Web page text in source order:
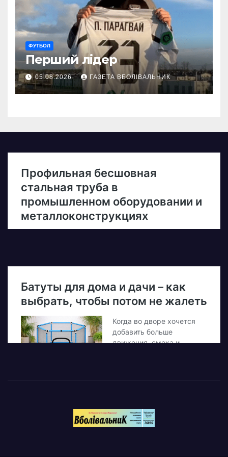
ФУТБОЛ
Перший лідер
05.08.2026 ГАЗЕТА ВБОЛІВАЛЬНИК